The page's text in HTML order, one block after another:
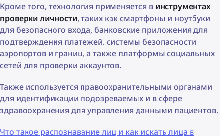
Кроме того, технология применяется в инструментах
проверки личности, таких как смартфоны и ноутбуки
для безопасного входа, банковские приложения для
подтверждения платежей, системы безопасности
аэропортов и границ, а также платформы социальных
сетей для проверки аккаунтов.
Также используется правоохранительными органами
для идентификации подозреваемых и в сфере
здравоохранения для управления данными пациентов.
Что такое распознавание лиц и как искать лица в